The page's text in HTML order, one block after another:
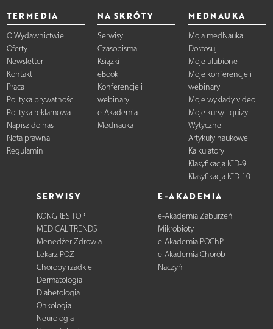
TERMEDIA
O Wydawnictwie
Oferty
Newsletter
Kontakt
Praca
Polityka prywatności
Polityka reklamowa
Napisz do nas
Nota prawna
Regulamin
NA SKRÓTY
Serwisy
Czasopisma
Książki
eBooki
Konferencje i
webinary
e-Akademia
Mednauka
MEDNAUKA
Moja medNauka
Dostosuj
Moje ulubione
Moje konferencje i
webinary
Moje wykłady video
Moje kursy i quizy
Wytyczne
Artykuły naukowe
Kalkulatory
Klasyfikacja ICD-9
Klasyfikacja ICD-10
SERWISY
KONGRES TOP
MEDICAL TRENDS
Menedżer Zdrowia
Lekarz POZ
Choroby rzadkie
Dermatologia
Diabetologia
Onkologia
Neurologia
E-AKADEMIA
e-Akademia Zaburzeń
Mikrobioty
e-Akademia POChP
e-Akademia Chorób
Naczyń